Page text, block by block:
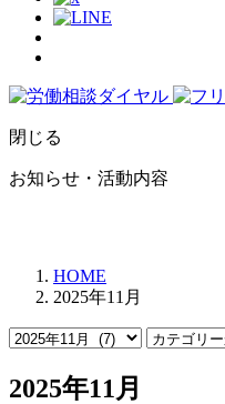
閉じる
お知らせ・活動内容
HOME
2025年11月
2025年11月